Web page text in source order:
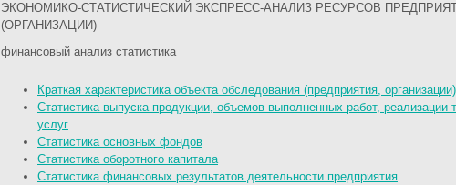
ЭКОНОМИКО-СТАТИСТИЧЕСКИЙ ЭКСПРЕСС-АНАЛИЗ РЕСУРСОВ
(ОРГАНИЗАЦИИ)
финансовый анализ статистика
Краткая характеристика объекта обследования (предприятия, организации)
Статистика выпуска продукции, объемов выполненных работ, реализации
услуг
Статистика основных фондов
Статистика оборотного капитала
Статистика финансовых результатов деятельности предприятия